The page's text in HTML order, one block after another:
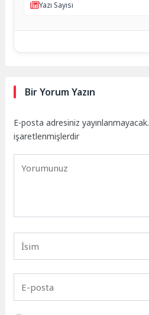
Yazı Sayısı
Bir Yorum Yazın
E-posta adresiniz yayınlanmayacak.
işaretlenmişlerdir